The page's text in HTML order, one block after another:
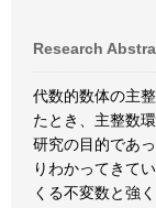
Research
代数的数体の主
たとき、主整数
研究の目的であ
りわかってきて
くる不変数と強